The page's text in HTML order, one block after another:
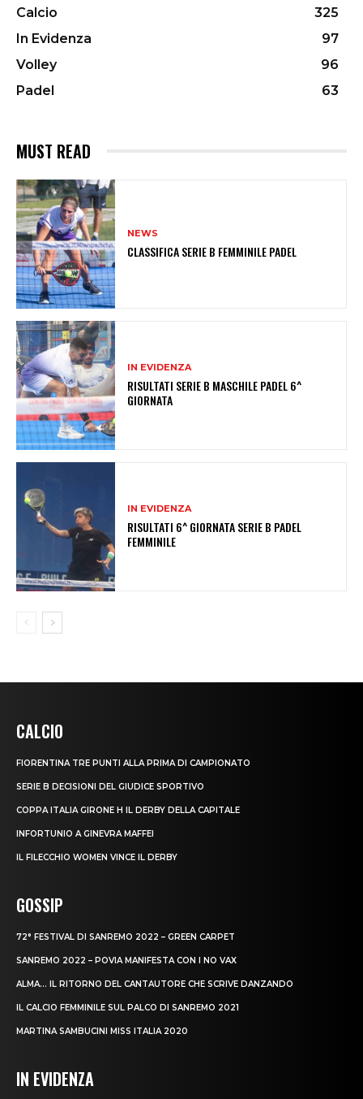
Calcio
325
In Evidenza
97
Volley
96
Padel
63
MUST READ
NEWS
CLASSIFICA SERIE B FEMMINILE PADEL
IN EVIDENZA
RISULTATI SERIE B MASCHILE PADEL 6^
GIORNATA
IN EVIDENZA
RISULTATI 6^ GIORNATA SERIE B PADEL
FEMMINILE
CALCIO
FIORENTINA TRE PUNTI ALLA PRIMA DI CAMPIONATO
SERIE B DECISIONI DEL GIUDICE SPORTIVO
COPPA ITALIA GIRONE H IL DERBY DELLA CAPITALE
INFORTUNIO A GINEVRA MAFFEI
IL FILECCHIO WOMEN VINCE IL DERBY
GOSSIP
72° FESTIVAL DI SANREMO 2022 – GREEN CARPET
SANREMO 2022 – POVIA MANIFESTA CON I NO VAX
ALMA… IL RITORNO DEL CANTAUTORE CHE SCRIVE DANZANDO
IL CALCIO FEMMINILE SUL PALCO DI SANREMO 2021
MARTINA SAMBUCINI MISS ITALIA 2020
IN EVIDENZA